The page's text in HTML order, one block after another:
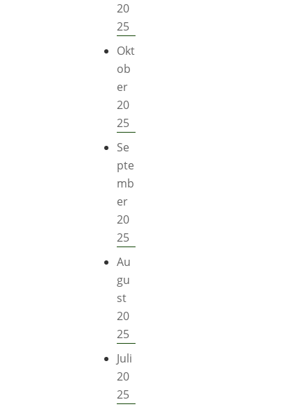
20
25
Okt
ob
er
20
25
Se
pte
mb
er
20
25
Au
gu
st
20
25
Juli
20
25